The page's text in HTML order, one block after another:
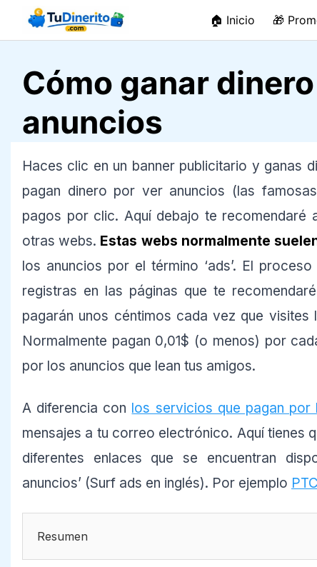
🏠 Inicio 🎁
Cómo ganar
anuncios
Haces clic en un banner publicitario y ganas
pagan dinero por ver anuncios (las
pagos por clic. Aquí debajo te recomendaré
otras webs. Estas webs normalmente
los anuncios por el término ‘ads’. El
registras en las páginas que te
pagarán unos céntimos cada vez que
Normalmente pagan 0,01$ (o menos) por
por los anuncios que lean tus amigos.
A diferencia con los servicios que pagan por
mensajes a tu correo electrónico. Aquí tienes
diferentes enlaces que se encuentran
anuncios’ (Surf ads en inglés). Por ejemplo
Resumen